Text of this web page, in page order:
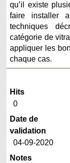
qu’il existe
faire installer
techniques
catégorie de
appliquer les
chaque cas.
Hits
0
Date de
validation
04-09-2020
Notes